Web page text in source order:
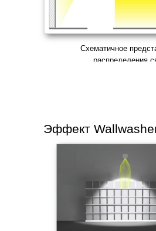
Схематичное
распределения
Эффект